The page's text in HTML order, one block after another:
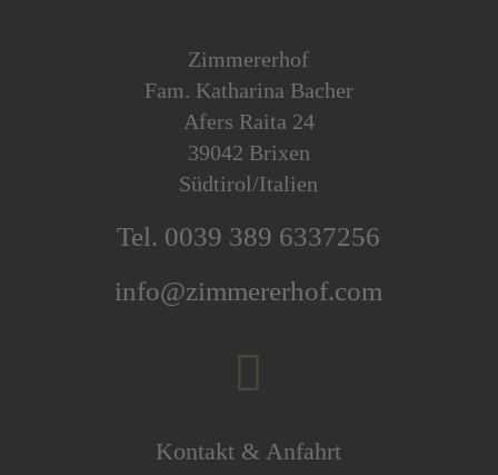
Zimmererhof
Fam. Katharina Bacher
Afers Raita 24
39042 Brixen
Südtirol/Italien
Tel. 0039 389 6337256
info@zimmererhof.com

Kontakt & Anfahrt